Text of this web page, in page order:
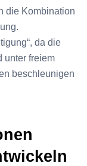
die Kombination
da die
unter freiem
beschleunigen